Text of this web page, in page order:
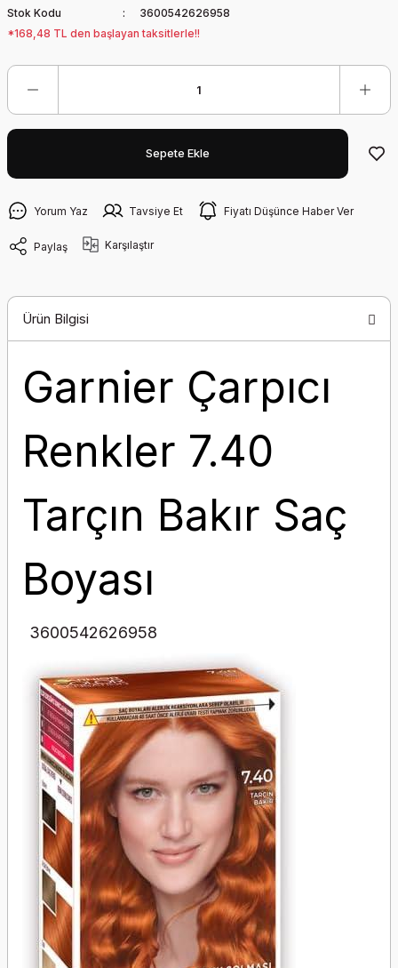
Stok Kodu
3600542626958
*168,48 TL den başlayan taksitlerle!!
Sepete Ekle
Yorum Yaz Tavsiye Et Fiyatı Düşünce Haber Ver
Paylaş Karşılaştır
Ürün Bilgisi
Garnier Çarpıcı
Renkler 7.40
Tarçın Bakır Saç
Boyası
3600542626958